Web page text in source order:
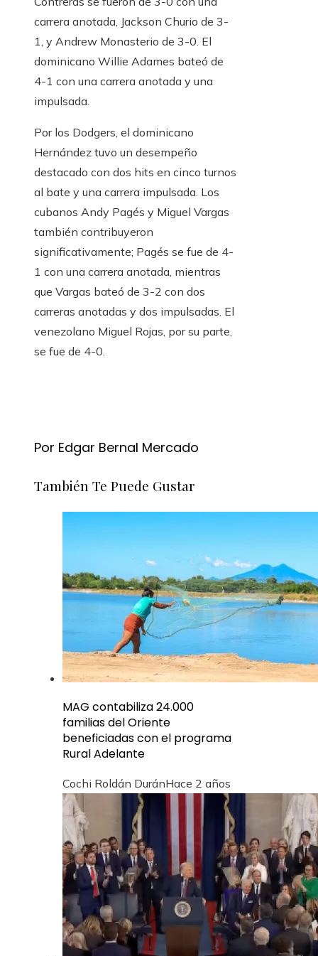
carrera anotada, Jackson Churio de 3-
1, y Andrew Monasterio de 3-0. El
dominicano Willie Adames bateó de
4-1 con una carrera anotada y una
impulsada.
Por los Dodgers, el dominicano
Hernández tuvo un desempeño
destacado con dos hits en cinco turnos
al bate y una carrera impulsada. Los
cubanos Andy Pagés y Miguel Vargas
también contribuyeron
significativamente; Pagés se fue de 4-
1 con una carrera anotada, mientras
que Vargas bateó de 3-2 con dos
carreras anotadas y dos impulsadas. El
venezolano Miguel Rojas, por su parte,
se fue de 4-0.
Por Edgar Bernal Mercado
También Te Puede Gustar
MAG contabiliza 24.000
familias del Oriente
beneficiadas con el programa
Rural Adelante
Cochi Roldán DuránHace 2 años